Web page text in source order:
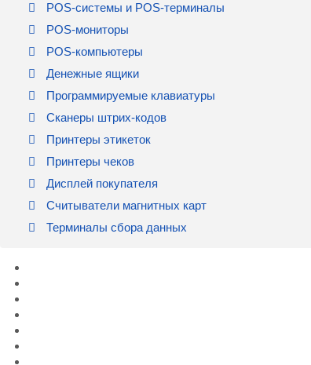
POS-системы и POS-терминалы
POS-мониторы
POS-компьютеры
Денежные ящики
Программируемые клавиатуры
Сканеры штрих-кодов
Принтеры этикеток
Принтеры чеков
Дисплей покупателя
Считыватели магнитных карт
Терминалы сбора данных